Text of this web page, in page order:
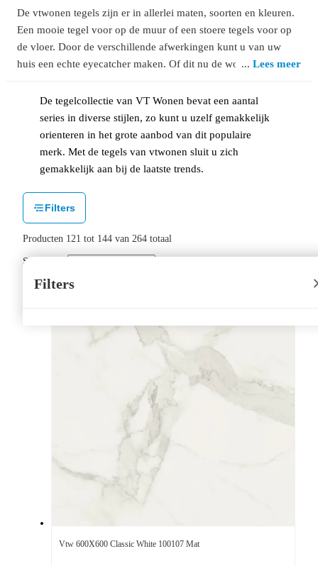
De vtwonen tegels zijn er in allerlei maten, soorten en kleuren.
Een mooie tegel voor op de muur of een stoere tegels voor op
de vloer. Door de verschillende afwerkingen kunt u van uw
huis een echte eyecatcher maken. Of dit nu de woonkamer,
namelijk gemakkelijke schoon te maken en kras- en slijtvast,
waardoor u er dus weinig onderhoud aan heeft.
Lees meer
De tegelcollectie van VT Wonen bevat een aantal
series in diverse stijlen, zo kunt u uzelf gemakkelijk
orienteren in het grote aanbod van dit populaire
merk. Met de tegels van vtwonen sluit u zich
gemakkelijk aan bij de laatste trends.
Filters
Filters
Producten 121 tot 144 van 264 totaal
Sorteer op:
Vtw 600X600 Classic White 100107 Mat